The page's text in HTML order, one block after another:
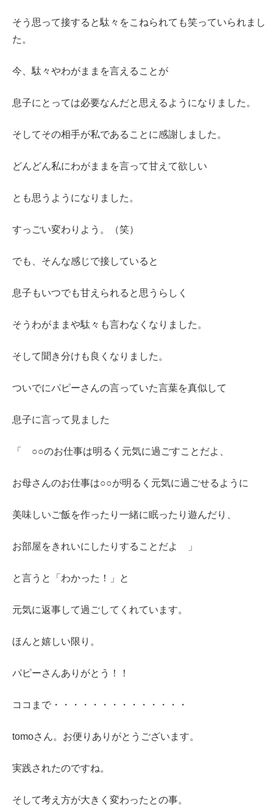
そう思って接すると駄々をこねられても笑っていられまし
た。
今、駄々やわがままを言えることが
息子にとっては必要なんだと思えるようになりました。
そしてその相手が私であることに感謝しました。
どんどん私にわがままを言って甘えて欲しい
とも思うようになりました。
すっごい変わりよう。（笑）
でも、そんな感じで接していると
息子もいつでも甘えられると思うらしく
そうわがままや駄々も言わなくなりました。
そして聞き分けも良くなりました。
ついでにパピーさんの言っていた言葉を真似して
息子に言って見ました
「 ○○のお仕事は明るく元気に過ごすことだよ、
お母さんのお仕事は○○が明るく元気に過ごせるように
美味しいご飯を作ったり一緒に眠ったり遊んだり、
お部屋をきれいにしたりすることだよ 」
と言うと「わかった！」と
元気に返事して過ごしてくれています。
ほんと嬉しい限り。
パピーさんありがとう！！
ココまで・・・・・・・・・・・・・・
tomoさん。お便りありがとうございます。
実践されたのですね。
そして考え方が大きく変わったとの事。